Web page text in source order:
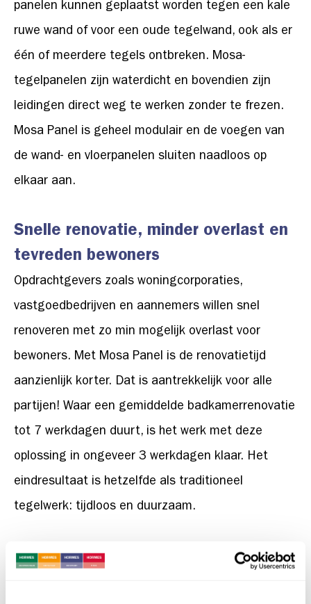
panelen kunnen geplaatst worden tegen een kale
ruwe wand of voor een oude tegelwand, ook als er
één of meerdere tegels ontbreken. Mosa-
tegelpanelen zijn waterdicht en bovendien zijn
leidingen direct weg te werken zonder te frezen.
Mosa Panel is geheel modulair en de voegen van
de wand- en vloerpanelen sluiten naadloos op
elkaar aan.
Snelle renovatie, minder overlast en
tevreden bewoners
Opdrachtgevers zoals woningcorporaties,
vastgoedbedrijven en aannemers willen snel
renoveren met zo min mogelijk overlast voor
bewoners. Met Mosa Panel is de renovatietijd
aanzienlijk korter. Dat is aantrekkelijk voor alle
partijen! Waar een gemiddelde badkamerrenovatie
tot 7 werkdagen duurt, is het werk met deze
oplossing in ongeveer 3 werkdagen klaar. Het
eindresultaat is hetzelfde als traditioneel
tegelwerk: tijdloos en duurzaam.